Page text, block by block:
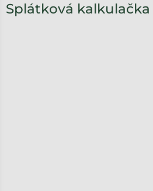
Splátková kalkulačka